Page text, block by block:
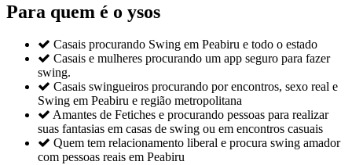
Para quem é o ysos
 Casais procurando Swing em Peabiru e todo o estado
 Casais e mulheres procurando um app seguro para fazer
swing.
 Casais swingueiros procurando por encontros, sexo real e
Swing em Peabiru e região metropolitana
 Amantes de Fetiches e procurando pessoas para realizar
suas fantasias em casas de swing ou em encontros casuais
 Quem tem relacionamento liberal e procura swing amador
com pessoas reais em Peabiru